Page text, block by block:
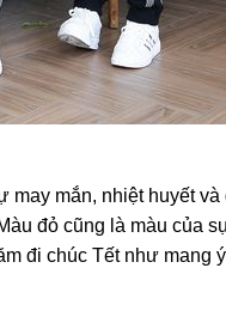
mắn, nhiệt huyết
đỏ cũng là màu của
đi chúc Tết như mang